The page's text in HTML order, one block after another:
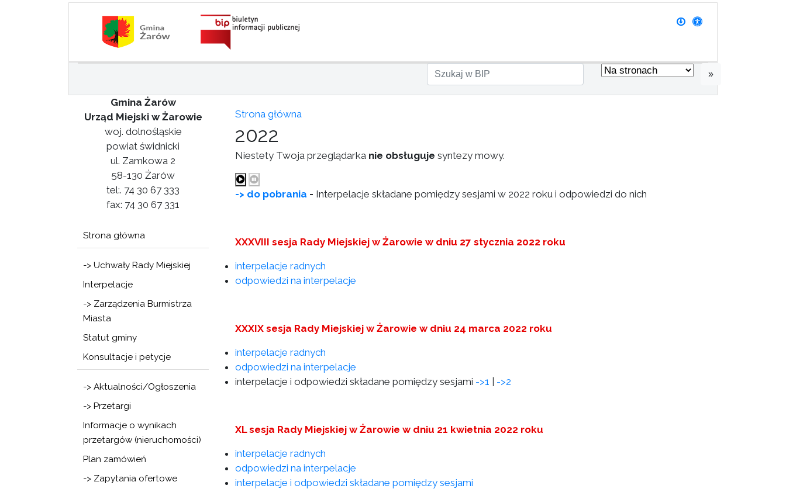
»
Gmina Żarów
Urząd Miejski w Żarowie
woj. dolnośląskie
powiat świdnicki
ul. Zamkowa 2
58-130 Żarów
tel:. 74 30 67 333
fax: 74 30 67 331
Strona główna
-> Uchwały Rady Miejskiej
Interpelacje
-> Zarządzenia Burmistrza
Miasta
Statut gminy
Konsultacje i petycje
-> Aktualności/Ogłoszenia
-> Przetargi
Informacje o wynikach
przetargów (nieruchomości)
Plan zamówień
-> Zapytania ofertowe
Strona główna
2022
Niestety Twoja przeglądarka nie obsługuje syntezy mowy.
-> do pobrania - Interpelacje składane pomiędzy sesjami w 2022 roku i odpowiedzi do nich
XXXVIII sesja Rady Miejskiej w Żarowie w dniu 27 stycznia 2022 roku
interpelacje radnych
odpowiedzi na interpelacje
XXXIX sesja Rady Miejskiej w Żarowie w dniu 24 marca 2022 roku
interpelacje radnych
odpowiedzi na interpelacje
interpelacje i odpowiedzi składane pomiędzy sesjami ->1 ->2
XL sesja Rady Miejskiej w Żarowie w dniu 21 kwietnia 2022 roku
interpelacje radnych
odpowiedzi na interpelacje
interpelacje i odpowiedzi składane pomiędzy sesjami